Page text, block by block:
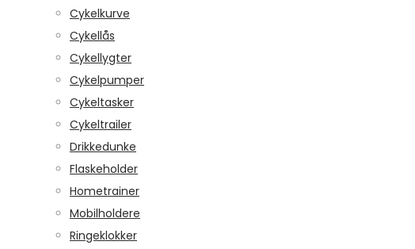
Cykelkurve
Cykellås
Cykellygter
Cykelpumper
Cykeltasker
Cykeltrailer
Drikkedunke
Flaskeholder
Hometrainer
Mobilholdere
Ringeklokker